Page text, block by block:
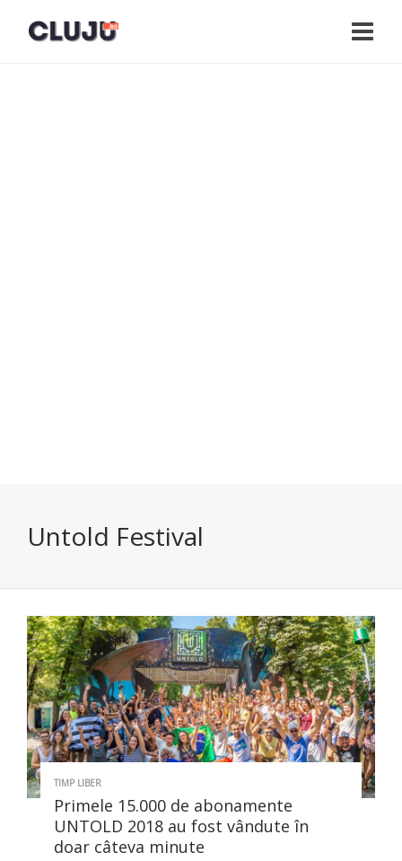
Untold Festival
TIMP LIBER
Primele 15.000 de abonamente
UNTOLD 2018 au fost vândute în
doar câteva minute